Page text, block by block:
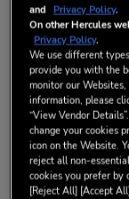
Compatible con
CONTENIDO DE
- 1 x cable splitter
- Información de
12,99 €
and Privacy Policy.
On other Hercules
Privacy Policy.
We use different
provide you with the
monitor our
information, please
“View Vendor
change your cookies
icon on the Website.
reject all non-
cookies you prefer by
[Reject All] [Accept